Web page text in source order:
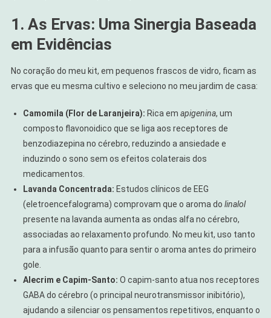
1. As Ervas: Uma Sinergia Baseada
em Evidências
No coração do meu kit, em pequenos frascos de vidro, ficam as
ervas que eu mesma cultivo e seleciono no meu jardim de casa:
Camomila (Flor de Laranjeira): Rica em apigenina, um
composto flavonoidico que se liga aos receptores de
benzodiazepina no cérebro, reduzindo a ansiedade e
induzindo o sono sem os efeitos colaterais dos
medicamentos.
Lavanda Concentrada: Estudos clínicos de EEG
(eletroencefalograma) comprovam que o aroma do linalol
presente na lavanda aumenta as ondas alfa no cérebro,
associadas ao relaxamento profundo. No meu kit, uso tanto
para a infusão quanto para sentir o aroma antes do primeiro
gole.
Alecrim e Capim-Santo: O capim-santo atua nos receptores
GABA do cérebro (o principal neurotransmissor inibitório),
ajudando a silenciar os pensamentos repetitivos, enquanto o